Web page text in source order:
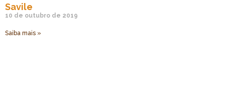
Savile
10 de outubro de 2019
Saiba mais »